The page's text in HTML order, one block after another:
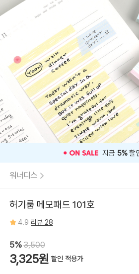
플
라
이
Stripe,
Lemon
Stripe,
핑
크
스
트
라
이
⭐️ 고객 평점4.9 인기 상
워너디스
허기룸 메모패드 101호
4.9 리뷰 28
5%3,500
3,325원 할인 적용가